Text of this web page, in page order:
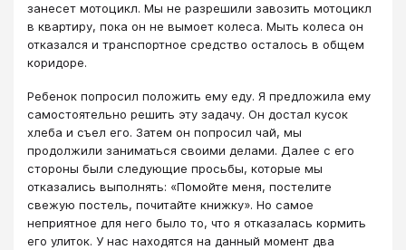
занесет мотоцикл. Мы не разрешили завозить мотоцикл
в квартиру, пока он не вымоет колеса. Мыть колеса он
отказался и транспортное средство осталось в общем
коридоре.
Ребенок попросил положить ему еду. Я предложила ему
самостоятельно решить эту задачу. Он достал кусок
хлеба и съел его. Затем он попросил чай, мы
продолжили заниматься своими делами. Далее с его
стороны были следующие просьбы, которые мы
отказались выполнять: «Помойте меня, постелите
свежую постель, почитайте книжку». Но самое
неприятное для него было то, что я отказалась кормить
его улиток. У нас находятся на данный момент два